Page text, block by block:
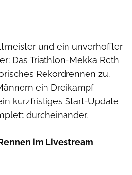
und ein unverhoffter
Das Triathlon-Mekka Roth
Rekordrennen zu.
ein Dreikampf
kurzfristiges Start-Update
durcheinander.
im Livestream